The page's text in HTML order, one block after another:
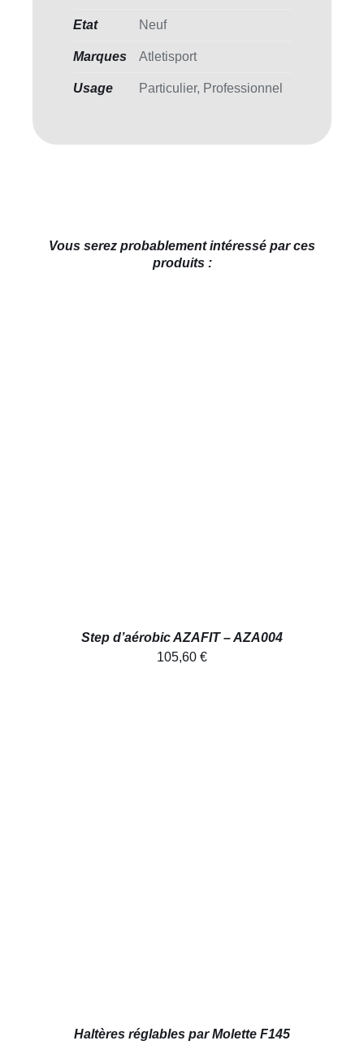
Etat Neuf
Marques Atletisport
Usage Particulier, Professionnel
Vous serez probablement intéressé par ces
produits :
Step d’aérobic AZAFIT – AZA004
105,60 €
Haltères réglables par Molette F145